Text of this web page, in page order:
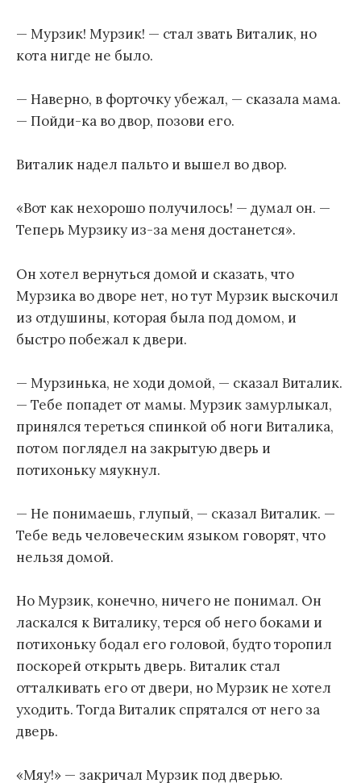
— Мурзик! Мурзик! — стал звать Виталик, но
кота нигде не было.
— Наверно, в форточку убежал, — сказала мама.
— Пойди-ка во двор, позови его.
Виталик надел пальто и вышел во двор.
«Вот как нехорошо получилось! — думал он. —
Теперь Мурзику из-за меня достанется».
Он хотел вернуться домой и сказать, что
Мурзика во дворе нет, но тут Мурзик выскочил
из отдушины, которая была под домом, и
быстро побежал к двери.
— Мурзинька, не ходи домой, — сказал Виталик.
— Тебе попадет от мамы. Мурзик замурлыкал,
принялся тереться спинкой об ноги Виталика,
потом поглядел на закрытую дверь и
потихоньку мяукнул.
— Не понимаешь, глупый, — сказал Виталик. —
Тебе ведь человеческим языком говорят, что
нельзя домой.
Но Мурзик, конечно, ничего не понимал. Он
ласкался к Виталику, терся об него боками и
потихоньку бодал его головой, будто торопил
поскорей открыть дверь. Виталик стал
отталкивать его от двери, но Мурзик не хотел
уходить. Тогда Виталик спрятался от него за
дверь.
«Мяу!» — закричал Мурзик под дверью.